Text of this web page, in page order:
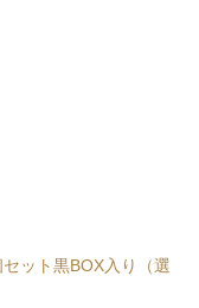
ット黒BOX入り（選